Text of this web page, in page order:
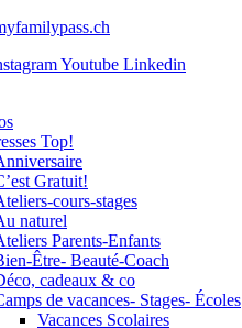
Youtube Linkedin
Top!
Gratuit!
cours-stages
naturel
Parents-Enfants
Être- Beauté-Coach
cadeaux & co
de vacances- Stages- Écoles
Vacances Scolaires